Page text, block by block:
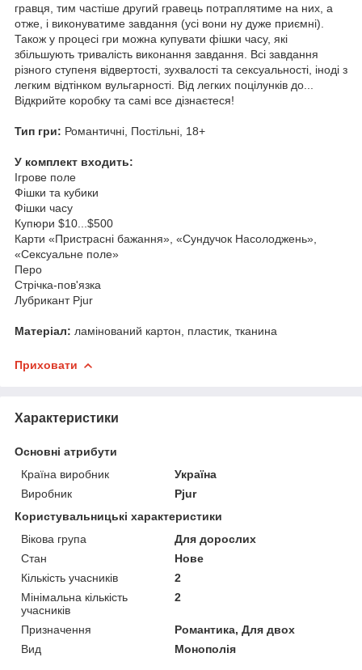
гравця, тим частіше другий гравець потраплятиме на них, а
отже, і виконуватиме завдання (усі вони ну дуже приємні).
Також у процесі гри можна купувати фішки часу, які
збільшують тривалість виконання завдання. Всі завдання
різного ступеня відвертості, зухвалості та сексуальності, іноді з
легким відтінком вульгарності. Від легких поцілунків до...
Відкрийте коробку та самі все дізнаєтеся!
Тип гри: Романтичні, Постільні, 18+
У комплект входить:
Ігрове поле
Фішки та кубики
Фішки часу
Купюри $10...$500
Карти «Пристрасні бажання», «Сундучок Насолоджень»,
«Сексуальне поле»
Перо
Стрічка-пов'язка
Лубрикант Pjur
Матеріал: ламінований картон, пластик, тканина
Приховати
Характеристики
Основні атрибути
Країна виробник
Україна
Виробник
Pjur
Користувальницькі характеристики
Вікова група
Для дорослих
Стан
Нове
Кількість учасників
2
Мінімальна кількість
учасників
2
Призначення
Романтика, Для двох
Вид
Монополія